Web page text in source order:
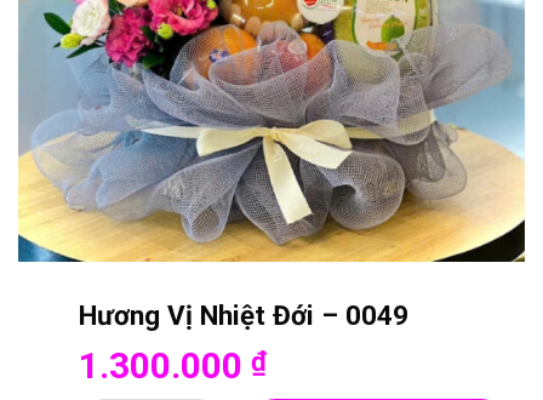
Hương Vị Nhiệt Đới – 0049
1.300.000 ₫